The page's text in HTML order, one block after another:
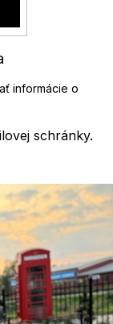
schránky.
informácie o